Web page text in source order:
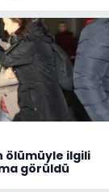
ölümüyle ilgili
görüldü